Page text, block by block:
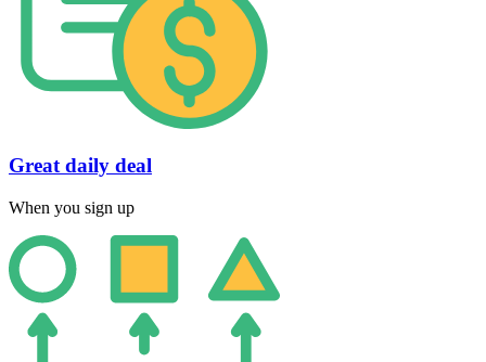
Great daily deal
When you sign up